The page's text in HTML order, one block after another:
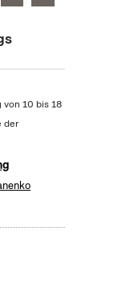
von 10 bis 18
der